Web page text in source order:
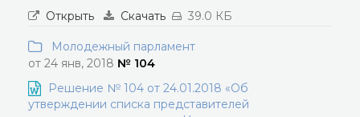
Открыть
Скачать 39.0 КБ
Молодежный парламент
от 24 янв, 2018 № 104
Решение № 104 от 24.01.2018 «Об
утверждении списка представителей